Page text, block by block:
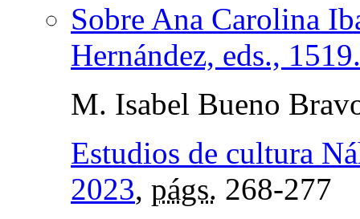
Sobre Ana Carolina
Hernández, eds.,
M. Isabel Bueno
Estudios de cultura
2023, págs. 268-277